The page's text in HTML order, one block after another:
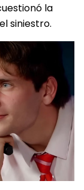
la
siniestro.